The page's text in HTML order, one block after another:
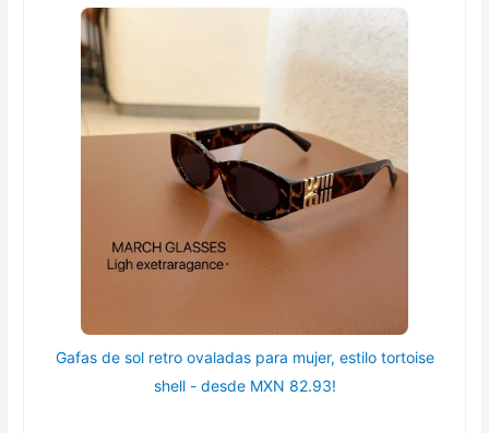
Gafas de sol retro ovaladas para mujer, estilo tortoise
shell - desde MXN 82.93!